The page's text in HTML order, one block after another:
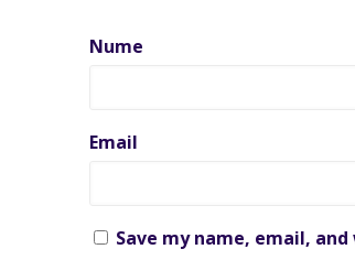
Nume
Email
Save my name, email,